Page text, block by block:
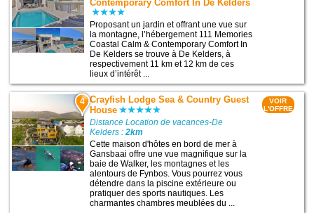
Contemporary Comfort In De Kelders
Proposant un jardin et offrant une vue sur
la montagne, l’hébergement 111 Memories
Coastal Calm & Contemporary Comfort In
De Kelders se trouve à De Kelders, à
respectivement 11 km et 12 km de ces
lieux d’intérêt ...
4 Crayfish Lodge Sea & Country Guest
House
Distance Location de vacances-De
Kelders :2km
Cette maison d'hôtes en bord de mer à
Gansbaai offre une vue magnifique sur la
baie de Walker, les montagnes et les
alentours de Fynbos. Vous pourrez vous
détendre dans la piscine extérieure ou
pratiquer des sports nautiques. Les
charmantes chambres meublées du ...
VOIR
L'OFFRE